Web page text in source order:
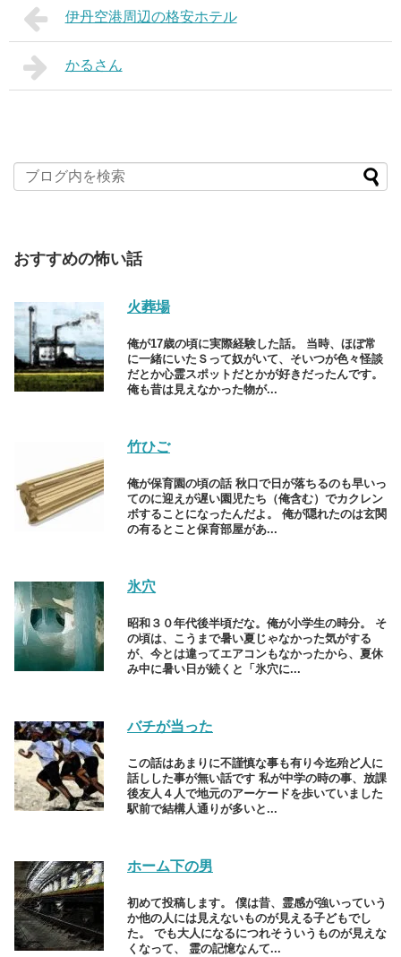
伊丹空港周辺の格安ホテル
かるさん
おすすめの怖い話
火葬場
俺が17歳の頃に実際経験した話。 当時、ほぼ常
に一緒にいたＳって奴がいて、そいつが色々怪談
だとか心霊スポットだとかが好きだったんです。
俺も昔は見えなかった物が...
竹ひご
俺が保育園の頃の話 秋口で日が落ちるのも早いっ
てのに迎えが遅い園児たち（俺含む）でカクレン
ボすることになったんだよ。 俺が隠れたのは玄関
の有るとこと保育部屋があ...
氷穴
昭和３０年代後半頃だな。俺が小学生の時分。 そ
の頃は、こうまで暑い夏じゃなかった気がする
が、今とは違ってエアコンもなかったから、夏休
み中に暑い日が続くと「氷穴に...
バチが当った
この話はあまりに不謹慎な事も有り今迄殆ど人に
話しした事が無い話です 私が中学の時の事、放課
後友人４人で地元のアーケードを歩いていました
駅前で結構人通りが多いと...
ホーム下の男
初めて投稿します。 僕は昔、霊感が強いっていう
か他の人には見えないものが見える子どもでし
た。 でも大人になるにつれそういうものが見えな
くなって、 霊の記憶なんて...